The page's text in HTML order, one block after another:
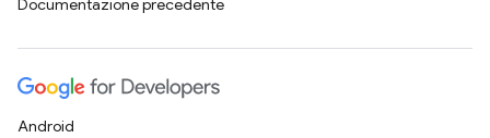
Documentazione precedente
Android